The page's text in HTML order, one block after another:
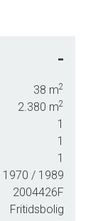
-
38 m2
2.380 m2
1
1
1
1970 / 1989
2004426F
Fritidsbolig